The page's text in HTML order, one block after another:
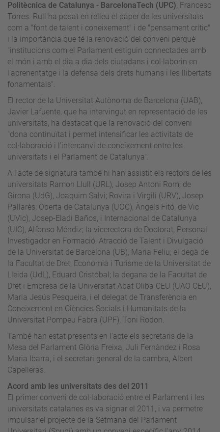
Politècnica de Catalunya - BarcelonaTech (UPC), Francesc
Torres. Rull ha posat en relleu el paper de les universitats
com a "font de talent i coneixement" i de "pensament crític"
i la importància que té la renovació del conveni perquè
"institucions com el Parlament estiguin connectades amb
el món i amb el dia a dia dels ciutadans i col·laborin en
l'aprenentatge i la defensa dels drets humans i les llibertats
fonamentals".
El rector de la Universitat Autònoma de Barcelona (UAB),
Javier Lafuente, que ha intervingut en representació de les
universitats, ha destacat que la renovació del conveni
"dona continuïtat i permet intensificar les activitats de
col·laboració i l'intercanvi de coneixement entre les
universitats i el Parlament de Catalunya".
A l'acte de signatura també hi han assistit els rectors de les
universitats Ramon Llull (URL), Josep Antoni Rom; de
Girona (UdG), Joaquim Salvi; Rovira i Virgili (URV), Josep
Pallarès; Oberta de Catalunya (UOC), Àngels Fitó; de Vic
(UVic), Josep-Eladi Baños, i Internacional de Catalunya
(UIC), Alfonso Méndiz; la vicerectora de Doctorat, Personal
Investigador en Formació, Atracció de Talent i Divulgació
de la Universitat de Barcelona (UB), Maria Feliu; el degà de
la Facultat de Dret, Economia i Turisme de la Universitat de
Lleida (UdL), Eduard Cristóbal; la degana de la Facultat de
Dret i Empresa de la Universitat Abat Oliba CEU (UAO CEU),
Maria Jesús Pesqueira, i el delegat de Transferència en
Coneixement en Ciències Socials i Humanitats de la
Universitat Pompeu Fabra (UPF), Toni Rodon.
També han estat presents en l'acte els secretaris de la
Mesa del Parlament Glòria Freixa, Juli Fernàndez i Rosa
Maria Ibarra, i el secretari general de la cambra, Albert
Capelleras.
Acord amb les universitats des del 2011
El primer conveni de col·laboració entre el Parlament i les
universitats catalanes es va signar el 2011, i va permetre
impulsar el projecte de la Setmana del Parlament